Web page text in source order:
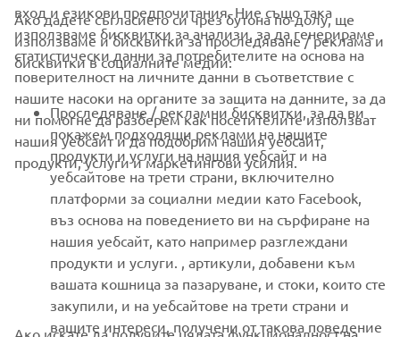
2018 KODIAK 450 EPS
Прочетете повече
вход и езикови предпочитания. Ние също така
използваме бисквитки за анализи, за да генерираме
статистически данни за потребителите на основа на
поверителност на личните данни в съответствие с
нашите насоки на органите за защита на данните, за да
ни помогне да разберем как посетителите използват
нашия уебсайт и да подобрим нашия уебсайт,
продукти, услуги и маркетингови усилия.
Ако дадете съгласието си чрез бутона по-долу, ще
използваме и бисквитки за проследяване / реклама и
бисквитки в социалните медии:
Проследяване / рекламни бисквитки, за да ви
покажем подходящи реклами на нашите
продукти и услуги на нашия уебсайт и на
уебсайтове на трети страни, включително
платформи за социални медии като Facebook,
въз основа на поведението ви на сърфиране на
нашия уебсайт, като например разглеждани
продукти и услуги. , артикули, добавени към
вашата кошница за пазаруване, и стоки, които сте
закупили, и на уебсайтове на трети страни и
вашите интереси, получени от такова поведение
Ако искате да получите цялата функционалност на